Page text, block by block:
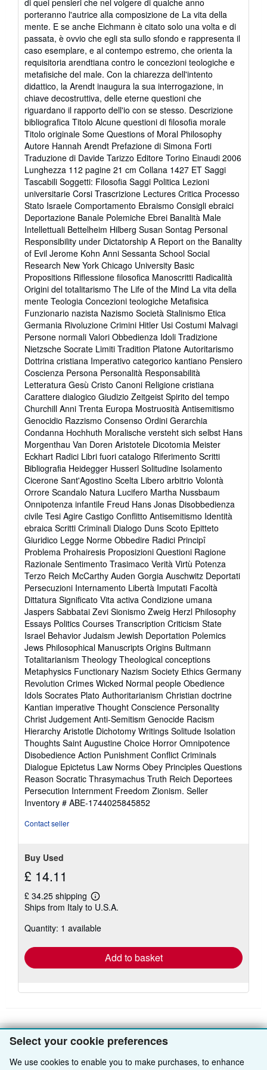
Select your cookie preferences
We use cookies to enable you to make purchases, to enhance
di quei pensieri che nel volgere di qualche anno
porteranno l'autrice alla composizione de La vita della
mente. E se anche Eichmann è citato solo una volta e di
passata, è ovvio che egli sta sullo sfondo e rappresenta il
caso esemplare, e al contempo estremo, che orienta la
requisitoria arendtiana contro le concezioni teologiche e
metafisiche del male. Con la chiarezza dell'intento
didattico, la Arendt inaugura la sua interrogazione, in
chiave decostruttiva, delle eterne questioni che
riguardano il rapporto dell'io con se stesso. Descrizione
bibliografica Titolo Alcune questioni di filosofia morale
Titolo originale Some Questions of Moral Philosophy
Autore Hannah Arendt Prefazione di Simona Forti
Traduzione di Davide Tarizzo Editore Torino Einaudi 2006
Lunghezza 112 pagine 21 cm Collana 1427 ET Saggi
Tascabili Soggetti: Filosofia Saggi Politica Lezioni
universitarie Corsi Trascrizione Lectures Critica Processo
Stato Israele Comportamento Ebraismo Consigli ebraici
Deportazione Banale Polemiche Ebrei Banalità Male
Intellettuali Bettelheim Hilberg Susan Sontag Personal
Responsibility under Dictatorship A Report on the Banality
of Evil Jerome Kohn Anni Sessanta School Social
Research New York Chicago University Basic
Propositions Riflessione filosofica Manoscritti Radicalità
Origini del totalitarismo The Life of the Mind La vita della
mente Teologia Concezioni teologiche Metafisica
Funzionario nazista Nazismo Società Stalinismo Etica
Germania Rivoluzione Crimini Hitler Usi Costumi Malvagi
Persone normali Valori Obbedienza Idoli Tradizione
Nietzsche Socrate Limiti Tradition Platone Autoritarismo
Dottrina cristiana Imperativo categorico kantiano Pensiero
Coscienza Persona Personalità Responsabilità
Letteratura Gesù Cristo Canoni Religione cristiana
Carattere dialogico Giudizio Zeitgeist Spirito del tempo
Churchill Anni Trenta Europa Mostruosità Antisemitismo
Genocidio Razzismo Consenso Ordini Gerarchia
Condanna Hochhuth Moralische versteht sich selbst Hans
Morgenthau Van Doren Aristotele Dicotomia Meister
Eckhart Radici Libri fuori catalogo Riferimento Scritti
Bibliografia Heidegger Husserl Solitudine Isolamento
Cicerone Sant'Agostino Scelta Libero arbitrio Volontà
Orrore Scandalo Natura Lucifero Martha Nussbaum
Onnipotenza infantile Freud Hans Jonas Disobbedienza
civile Tesi Agire Castigo Conflitto Antisemitismo Identità
ebraica Scritti Criminali Dialogo Duns Scoto Epitteto
Giuridico Legge Norme Obbedire Radici Principî
Problema Prohairesis Proposizioni Questioni Ragione
Razionale Sentimento Trasimaco Verità Virtù Potenza
Terzo Reich McCarthy Auden Gorgia Auschwitz Deportati
Persecuzioni Internamento Libertà Imputati Facoltà
Dittatura Significato Vita activa Condizione umana
Jaspers Sabbatai Zevi Sionismo Zweig Herzl Philosophy
Essays Politics Courses Transcription Criticism State
Israel Behavior Judaism Jewish Deportation Polemics
Jews Philosophical Manuscripts Origins Bultmann
Totalitarianism Theology Theological conceptions
Metaphysics Functionary Nazism Society Ethics Germany
Revolution Crimes Wicked Normal people Obedience
Idols Socrates Plato Authoritarianism Christian doctrine
Kantian imperative Thought Conscience Personality
Christ Judgement Anti-Semitism Genocide Racism
Hierarchy Aristotle Dichotomy Writings Solitude Isolation
Thoughts Saint Augustine Choice Horror Omnipotence
Disobedience Action Punishment Conflict Criminals
Dialogue Epictetus Law Norms Obey Principles Questions
Reason Socratic Thrasymachus Truth Reich Deportees
Persecution Internment Freedom Zionism. Seller
Inventory # ABE-1744025845852
Contact seller
Buy Used
£ 14.11
£ 34.25 shipping
Learn
more
shipping
Ships from Italy to U.S.A.
Quantity: 1 available
Add to basket
BACK TO TOP